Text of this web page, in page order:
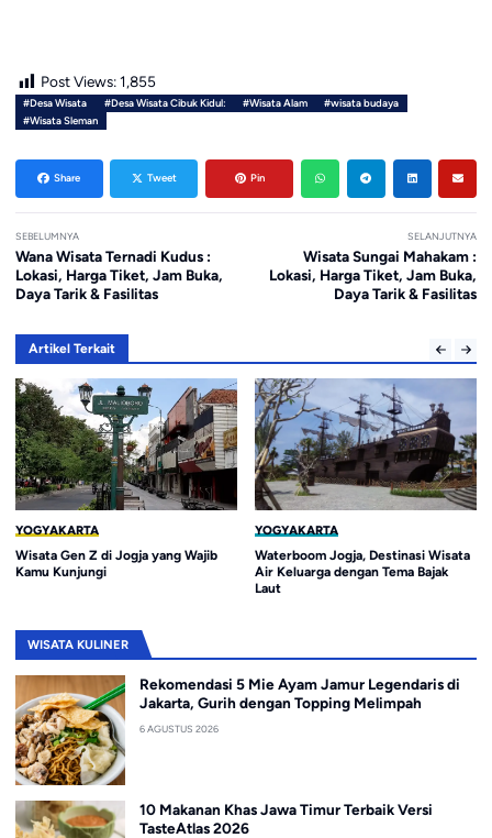
Post Views: 1,855
#Desa Wisata #Desa Wisata Cibuk Kidul: #Wisata Alam
#wisata budaya
#Wisata Sleman
Share Tweet Pin
SEBELUMNYA
Wana Wisata Ternadi Kudus :
Lokasi, Harga Tiket, Jam Buka,
Daya Tarik & Fasilitas
SELANJUTNYA
Wisata Sungai Mahakam :
Lokasi, Harga Tiket, Jam Buka,
Daya Tarik & Fasilitas
Artikel Terkait
YOGYAKARTA
Wisata Gen Z di Jogja yang Wajib
Kamu Kunjungi
YOGYAKARTA
Waterboom Jogja, Destinasi Wisata
Air Keluarga dengan Tema Bajak
Laut
WISATA KULINER
Rekomendasi 5 Mie Ayam Jamur Legendaris di
Jakarta, Gurih dengan Topping Melimpah
6 AGUSTUS 2026
10 Makanan Khas Jawa Timur Terbaik Versi
TasteAtlas 2026